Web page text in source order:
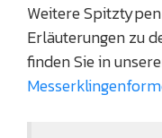
Weitere
Erläuterungen zu
finden Sie in